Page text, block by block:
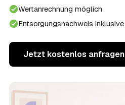
Wertanrechnung möglich
Entsorgungsnachweis inklusive
Jetzt kostenlos anfragen